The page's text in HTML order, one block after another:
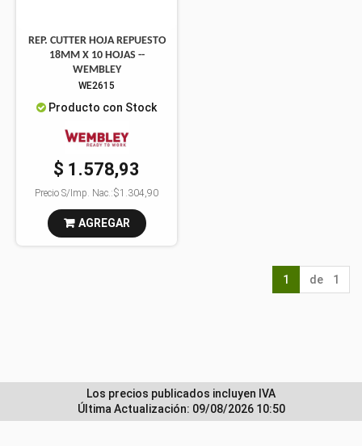
REP. CUTTER HOJA REPUESTO
18MM X 10 HOJAS --
WEMBLEY
WE2615
Producto con Stock
$ 1.578,93
Precio S/Imp. Nac.:$1.304,90
AGREGAR
1 de 1
Los precios publicados incluyen IVA
Última Actualización: 09/08/2026 10:50